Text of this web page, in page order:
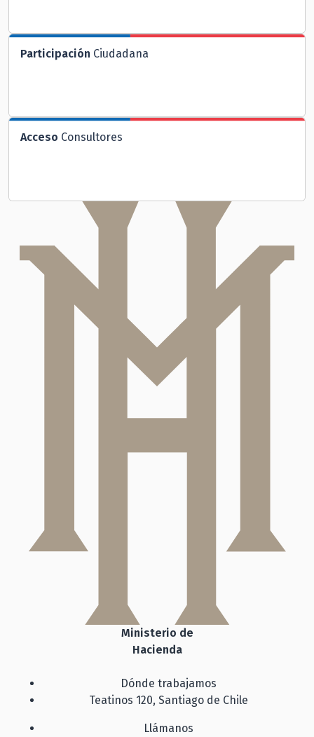
Participación Ciudadana
Acceso Consultores
Ministerio de
Hacienda
Dónde trabajamos
Teatinos 120, Santiago de Chile
Llámanos